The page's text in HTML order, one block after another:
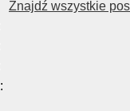
Znajdź wszystkie